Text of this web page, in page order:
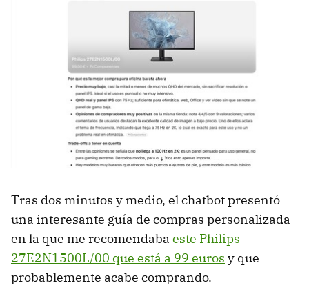
Tras dos minutos y medio, el chatbot presentó
una interesante guía de compras personalizada
en la que me recomendaba este Philips
27E2N1500L/00 que está a 99 euros y que
probablemente acabe comprando.